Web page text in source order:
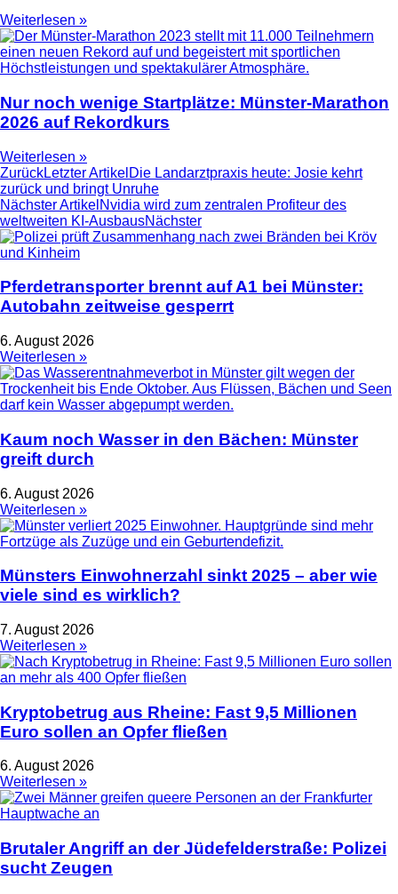
Weiterlesen »
Nur noch wenige Startplätze: Münster-Marathon
2026 auf Rekordkurs
Weiterlesen »
ZurückLetzter Artikel Die Landarztpraxis heute: Josie kehrt
zurück und bringt Unruhe
Nächster Artikel Nvidia wird zum zentralen Profiteur des
weltweiten KI-AusbausNächster
Pferdetransporter brennt auf A1 bei Münster:
Autobahn zeitweise gesperrt
6. August 2026
Weiterlesen »
Kaum noch Wasser in den Bächen: Münster
greift durch
6. August 2026
Weiterlesen »
Münsters Einwohnerzahl sinkt 2025 – aber wie
viele sind es wirklich?
7. August 2026
Weiterlesen »
Kryptobetrug aus Rheine: Fast 9,5 Millionen
Euro sollen an Opfer fließen
6. August 2026
Weiterlesen »
Brutaler Angriff an der Jüdefelderstraße: Polizei
sucht Zeugen